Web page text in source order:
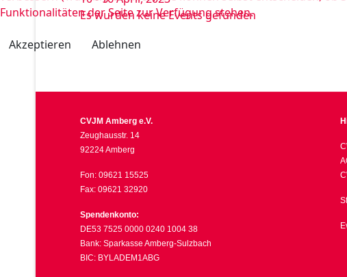
Es wurden keine Events gefunden
CVJM Amberg e.V.
Zeughausstr. 14
92224 Amberg
Fon: 09621 15525
Fax: 09621 32920
Spendenkonto:
DE53 7525 0000 0240 1004 38
Bank: Sparkasse Amberg-Sulzbach
BIC: BYLADEM1ABG
Funktionalitäten der Seite zur Verfügung stehen.
Akzeptieren
Ablehnen